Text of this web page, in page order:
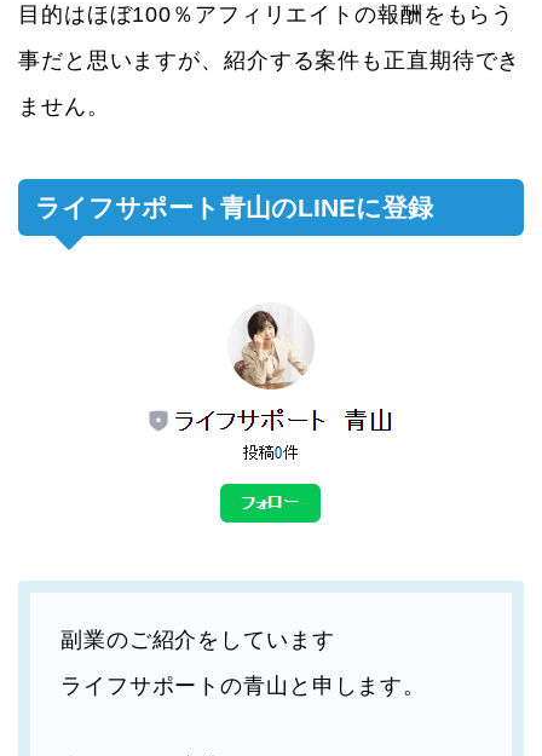
目的はほぼ100％アフィリエイトの報酬をもらう
事だと思いますが、紹介する案件も正直期待でき
ません。
ライフサポート青山のLINEに登録
副業のご紹介をしています
ライフサポートの青山と申します。